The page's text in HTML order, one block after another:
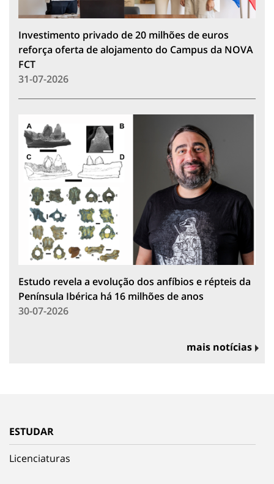
Investimento privado de 20 milhões de euros
reforça oferta de alojamento do Campus da NOVA
FCT
31-07-2026
Estudo revela a evolução dos anfíbios e répteis da
Península Ibérica há 16 milhões de anos
30-07-2026
mais notícias
ESTUDAR
Licenciaturas